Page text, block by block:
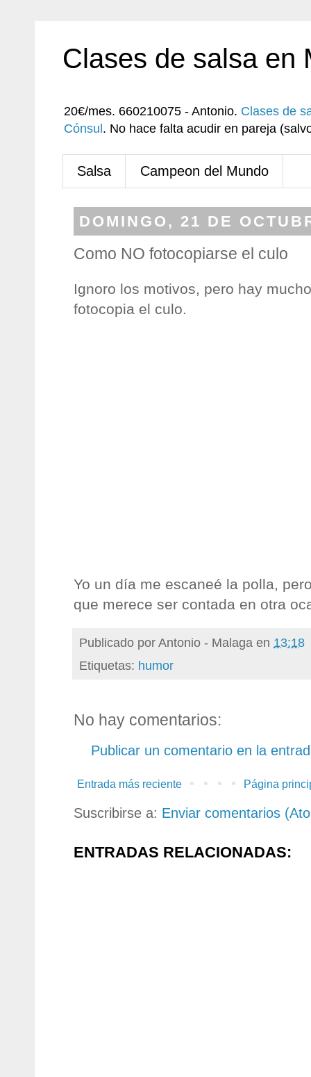
Clases de salsa en
20€/mes. 660210075 - Antonio. Clases de
Cónsul . No hace falta acudir en pareja
Salsa Campeon del Mundo
DOMINGO, 21 DE
Como NO fotocopiarse el culo
Ignoro los motivos, pero hay
fotocopia el culo.
Yo un día me escaneé la polla,
que merece ser contada en otra
Publicado porAntonio - Malaga en 13:18
Etiquetas: humor
No hay comentarios:
Publicar un comentario en la
Entrada más reciente Página
Suscribirse a: Enviar comentarios
ENTRADAS RELACIONADAS: